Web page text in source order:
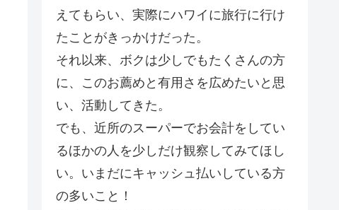
えてもらい、実際にハワイに旅行に行け
たことがきっかけだった。
それ以来、ボクは少しでもたくさんの方
に、このお薦めと有用さを広めたいと思
い、活動してきた。
でも、近所のスーパーでお会計をしてい
るほかの人を少しだけ観察してみてほし
い。いまだにキャッシュ払いしている方
の多いこと！